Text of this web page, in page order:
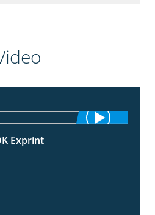
Exprint